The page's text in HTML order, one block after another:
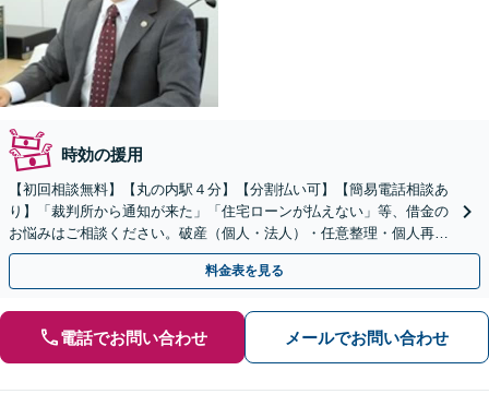
時効の援用
【初回相談無料】【丸の内駅４分】【分割払い可】【簡易電話相談あ
り】「裁判所から通知が来た」「住宅ローンが払えない」等、借金の
お悩みはご相談ください。破産（個人・法人）・任意整理・個人再生
等、ご意向に配慮しつつ最良の解決を追求します。
料金表を見る
電話でお問い合わせ メールでお問い合わせ